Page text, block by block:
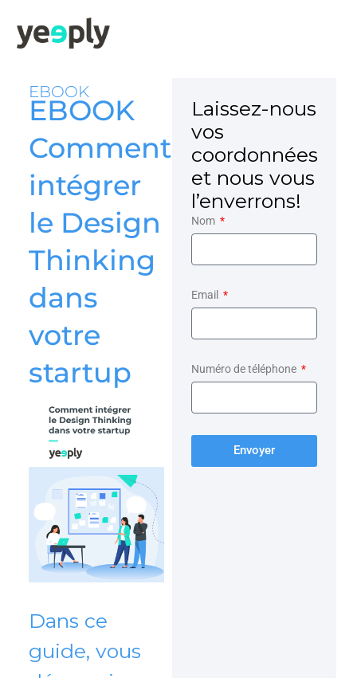
EBOOK
EBOOK
Comment
intégrer
le Design
Thinking
dans
votre
startup
Dans ce
guide, vous
Laissez-nous
vos
coordonnées
et nous vous
l’enverrons!
Nom
Email
Numéro de téléphone
Envoyer